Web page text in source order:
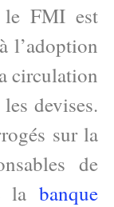
le FMI est
l’adoption
circulation
devises.
sur la
de
la banque